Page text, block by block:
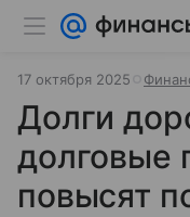
17 октября 2025
Долги
долговые
повысят